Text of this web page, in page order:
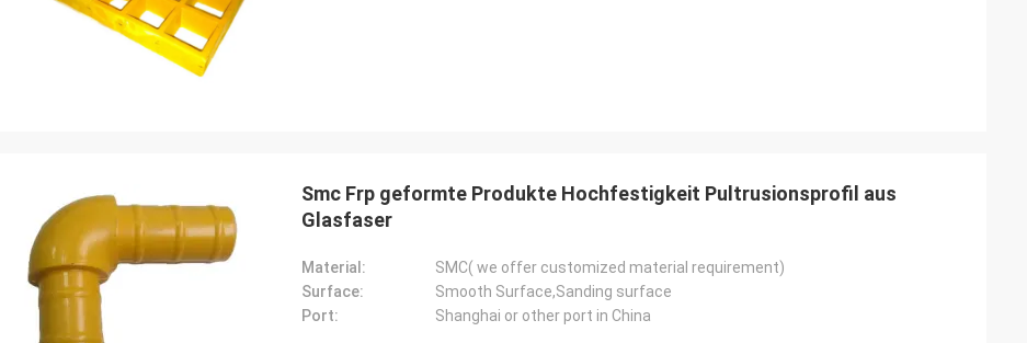
Smc Frp geformte Produkte Hochfestigkeit Pultrusionsprofil aus
Glasfaser
Material:
SMC( we offer customized material requirement)
Surface:
Smooth Surface,Sanding surface
Port:
Shanghai or other port in China